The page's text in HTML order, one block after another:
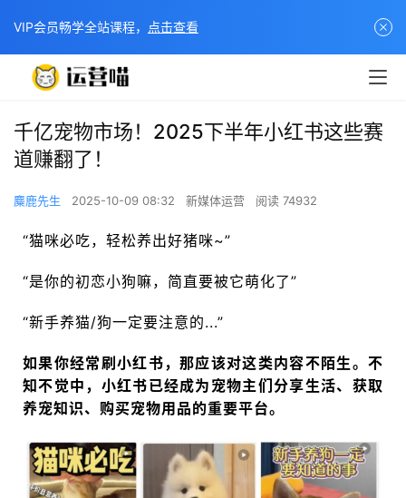
千亿宠物市场！2025下半年小红书这些赛
道赚翻了！
麋鹿先生 2025-10-09 08:32 新媒体运营 阅读 74932
“猫咪必吃，轻松养出好猪咪~”
“是你的初恋小狗嘛，简直要被它萌化了”
“新手养猫/狗一定要注意的...”
如果你经常刷小红书，那应该对这类内容不陌生。不
知不觉中，小红书已经成为宠物主们分享生活、获取
养宠知识、购买宠物用品的重要平台。
VIP会员畅学全站课程， 点击查看